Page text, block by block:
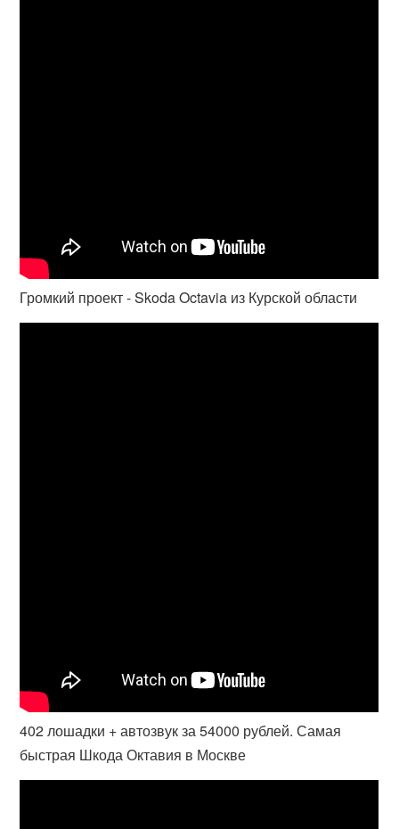
Громкий проект - Skoda Octavia из Курской области
402 лошадки + автозвук за 54000 рублей. Самая
быстрая Шкода Октавия в Москве